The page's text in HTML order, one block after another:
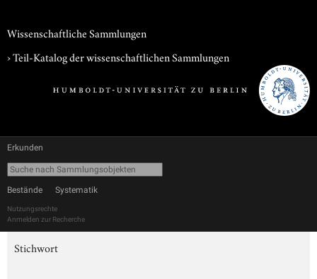
Wissenschaftliche Sammlungen
› Teil-Katalog der wissenschaftlichen Sammlungen
Erkunden
Bestände Systematik
Nutzungsrechte
Anmelden zur Recherche
Stichwort